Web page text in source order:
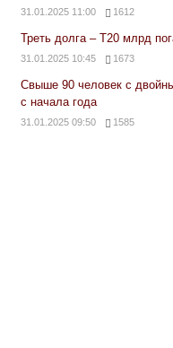
31.01.2025 11:00 1612
Треть долга – Т20 млрд
31.01.2025 10:45 1673
Свыше 90 человек с
с начала года
31.01.2025 09:50 1585